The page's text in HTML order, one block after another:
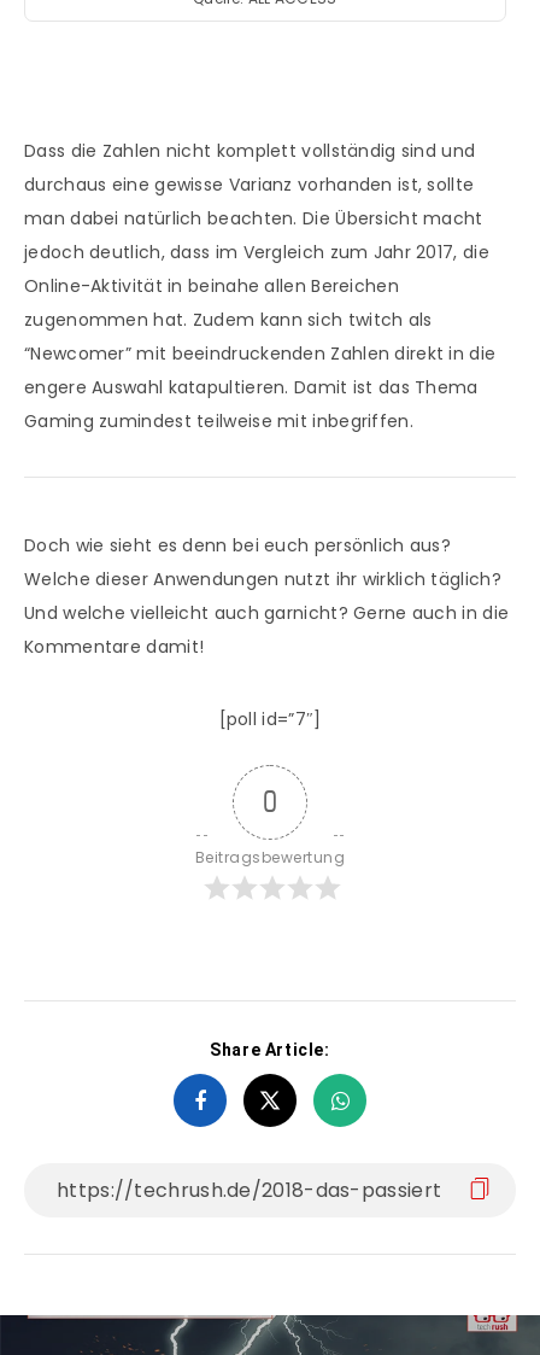
Dass die Zahlen nicht komplett vollständig sind und
durchaus eine gewisse Varianz vorhanden ist, sollte
man dabei natürlich beachten. Die Übersicht macht
jedoch deutlich, dass im Vergleich zum Jahr 2017, die
Online-Aktivität in beinahe allen Bereichen
zugenommen hat. Zudem kann sich twitch als
“Newcomer” mit beeindruckenden Zahlen direkt in die
engere Auswahl katapultieren. Damit ist das Thema
Gaming zumindest teilweise mit inbegriffen.
Doch wie sieht es denn bei euch persönlich aus?
Welche dieser Anwendungen nutzt ihr wirklich täglich?
Und welche vielleicht auch garnicht? Gerne auch in die
Kommentare damit!
[poll id=”7″]
0
Beitragsbewertung
Share Article: